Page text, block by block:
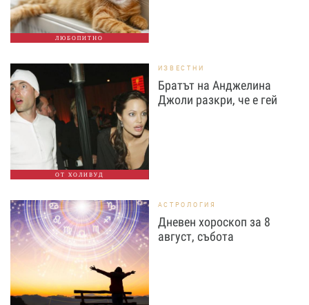
ЛЮБОПИТНО
ОТ ХОЛИВУД
ИЗВЕСТНИ
Братът на Анджелина
Джоли разкри, че е гей
АСТРОЛОГИЯ
Дневен хороскоп за 8
август, събота